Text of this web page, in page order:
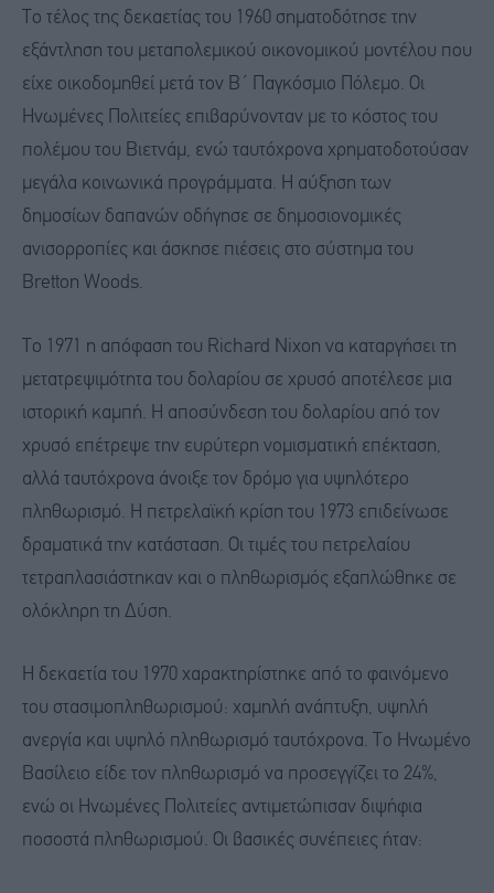
Το τέλος της δεκαετίας του 1960 σηματοδότησε την
εξάντληση του μεταπολεμικού οικονομικού μοντέλου που
είχε οικοδομηθεί μετά τον Β΄ Παγκόσμιο Πόλεμο. Οι
Ηνωμένες Πολιτείες επιβαρύνονταν με το κόστος του
πολέμου του Βιετνάμ, ενώ ταυτόχρονα χρηματοδοτούσαν
μεγάλα κοινωνικά προγράμματα. Η αύξηση των
δημοσίων δαπανών οδήγησε σε δημοσιονομικές
ανισορροπίες και άσκησε πιέσεις στο σύστημα του
Bretton Woods.
Το 1971 η απόφαση του Richard Nixon να καταργήσει τη
μετατρεψιμότητα του δολαρίου σε χρυσό αποτέλεσε μια
ιστορική καμπή. Η αποσύνδεση του δολαρίου από τον
χρυσό επέτρεψε την ευρύτερη νομισματική επέκταση,
αλλά ταυτόχρονα άνοιξε τον δρόμο για υψηλότερο
πληθωρισμό. Η πετρελαϊκή κρίση του 1973 επιδείνωσε
δραματικά την κατάσταση. Οι τιμές του πετρελαίου
τετραπλασιάστηκαν και ο πληθωρισμός εξαπλώθηκε σε
ολόκληρη τη Δύση.
Η δεκαετία του 1970 χαρακτηρίστηκε από το φαινόμενο
του στασιμοπληθωρισμού: χαμηλή ανάπτυξη, υψηλή
ανεργία και υψηλό πληθωρισμό ταυτόχρονα. Το Ηνωμένο
Βασίλειο είδε τον πληθωρισμό να προσεγγίζει το 24%,
ενώ οι Ηνωμένες Πολιτείες αντιμετώπισαν διψήφια
ποσοστά πληθωρισμού. Οι βασικές συνέπειες ήταν: